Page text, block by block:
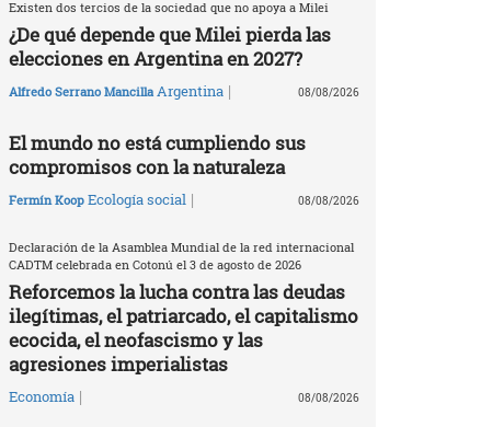
Existen dos tercios de la sociedad que no apoya a Milei
¿De qué depende que Milei pierda las
elecciones en Argentina en 2027?
Alfredo Serrano Mancilla Argentina | 08/08/2026
El mundo no está cumpliendo sus
compromisos con la naturaleza
Fermín Koop Ecología social | 08/08/2026
Declaración de la Asamblea Mundial de la red internacional
CADTM celebrada en Cotonú el 3 de agosto de 2026
Reforcemos la lucha contra las deudas
ilegítimas, el patriarcado, el capitalismo
ecocida, el neofascismo y las
agresiones imperialistas
Economía | 08/08/2026